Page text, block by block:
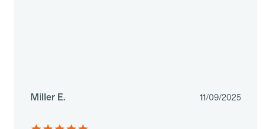
Miller E. 11/09/2025